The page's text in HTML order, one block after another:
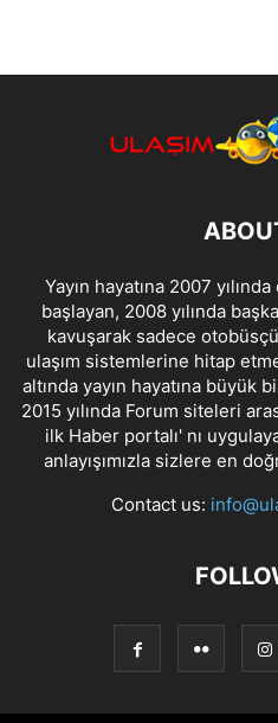
Yayın hayatına 2007
başlayan, 2008 yılında
kavuşarak sadece
ulaşım sistemlerine hitap
altında yayın hayatına büyük
2015 yılında Forum siteleri
ilk Haber portalı' nı
anlayışımızla sizlere en
Contact us: